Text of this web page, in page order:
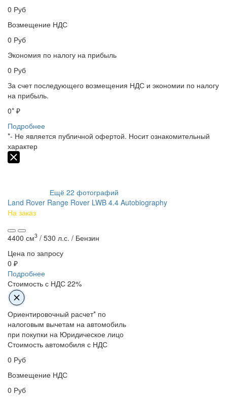
0 Руб
Возмещение НДС
0 Руб
Экономия по налогу на прибыль
0 Руб
За счет последующего возмещения НДС и экономии по налогу
на прибыль.
0* ₽
Подробнее
*- Не является публичной офертой. Носит ознакомительный
характер
Ещё 22 фотографий
Land Rover Range Rover LWB 4.4 Autobiography
На заказ
4400 см3 / 530 л.с. / Бензин
Цена по запросу
0 ₽
Подробнее
Стоимость с НДС 22%
Ориентировочный расчет* по
налоговым вычетам на автомобиль
при покупки на Юридическое лицо
Стоимость автомобиля с НДС
0 Руб
Возмещение НДС
0 Руб